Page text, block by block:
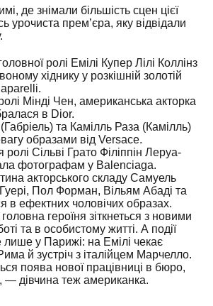
де знімали більшість сцен цієї
урочиста прем’єра, яку відвідали
ролі Емілі Купер Лілі Коллінз
хіднику у розкішній золотій
Мінді Чен, американська акторка
в Dior.
та Камілль Раза (Камілль)
образами від Versace.
Сільві Грато Філіппін Леруа-
фотографам у Balenciaga.
акторського складу Самуель
Пол Форман, Вільям Абаді та
в ефектних чоловічих образах.
героїня зіткнеться з новими
та в особистому житті. А події
лише у Парижі: на Емілі чекає
й зустріч з італійцем Марчелло.
поява нової працівниці в бюро,
— дівчина теж американка.